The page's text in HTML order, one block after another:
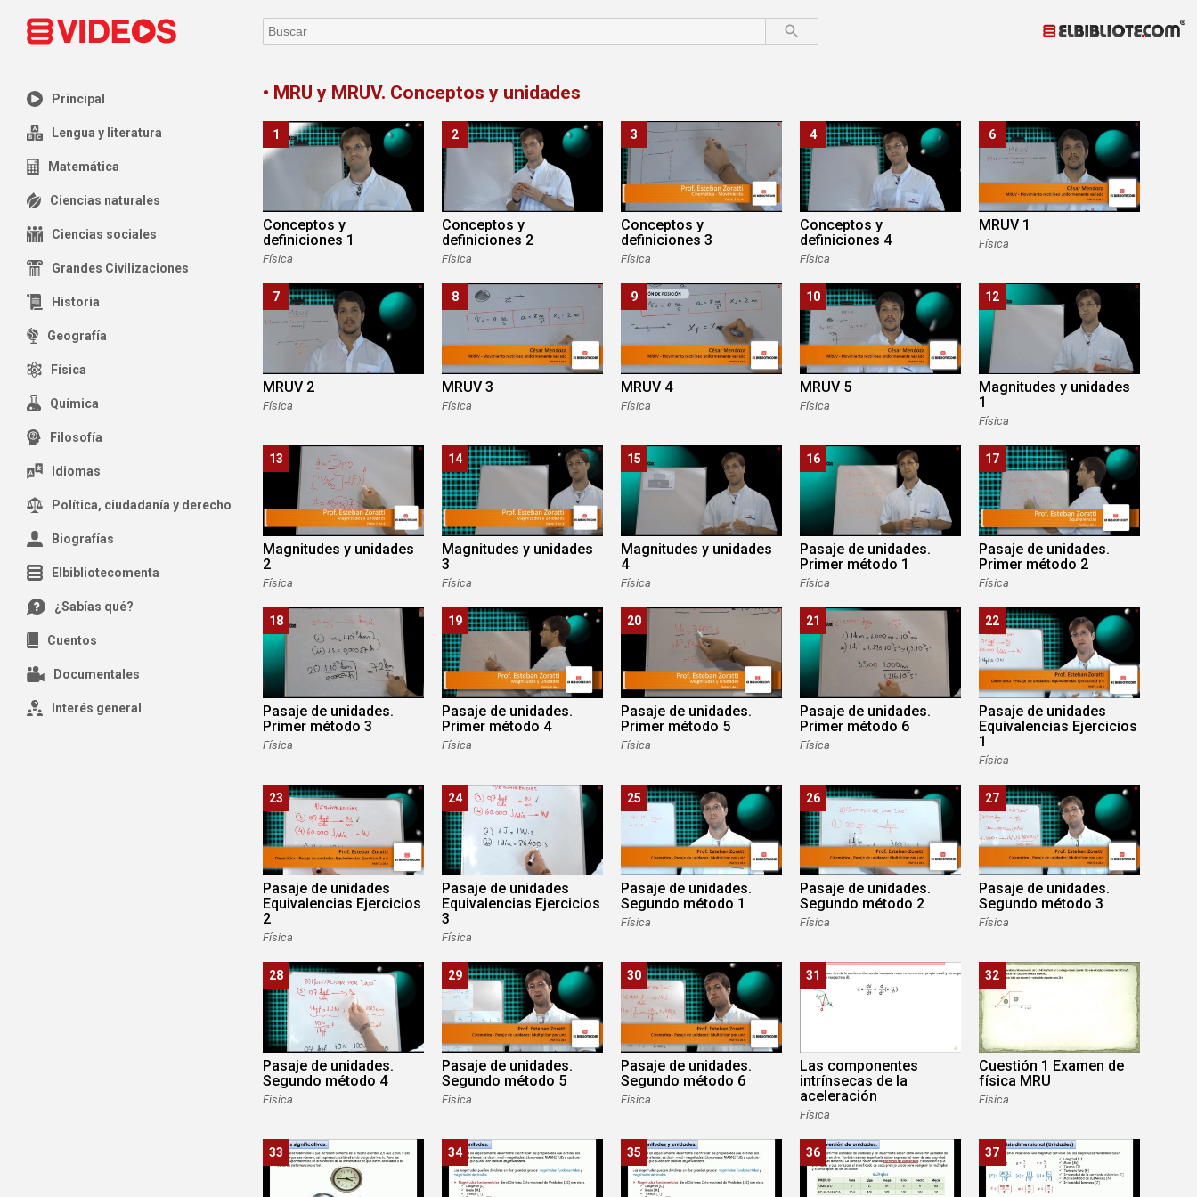
Principal
Lengua y literatura
Matemática
Ciencias naturales
Ciencias sociales
Grandes Civilizaciones
Historia
Geografía
Física
Química
Filosofía
Idiomas
Política, ciudadanía y derecho
Biografías
Elbibliotecomenta
¿Sabías qué?
Cuentos
Documentales
Interés general
• MRU y MRUV. Conceptos y unidades
1
Conceptos y
definiciones 1
Física
2
Conceptos y
definiciones 2
Física
3
Conceptos y
definiciones 3
Física
4
Conceptos y
definiciones 4
Física
6
MRUV 1
Física
7
MRUV 2
Física
8
MRUV 3
Física
9
MRUV 4
Física
10
MRUV 5
Física
12
Magnitudes y unidades
1
Física
13
Magnitudes y unidades
2
Física
14
Magnitudes y unidades
3
Física
15
Magnitudes y unidades
4
Física
16
Pasaje de unidades.
Primer método 1
Física
17
Pasaje de unidades.
Primer método 2
Física
18
Pasaje de unidades.
Primer método 3
Física
19
Pasaje de unidades.
Primer método 4
Física
20
Pasaje de unidades.
Primer método 5
Física
21
Pasaje de unidades.
Primer método 6
Física
22
Pasaje de unidades
Equivalencias Ejercicios
1
Física
23
Pasaje de unidades
Equivalencias Ejercicios
2
Física
24
Pasaje de unidades
Equivalencias Ejercicios
3
Física
25
Pasaje de unidades.
Segundo método 1
Física
26
Pasaje de unidades.
Segundo método 2
Física
27
Pasaje de unidades.
Segundo método 3
Física
28
Pasaje de unidades.
Segundo método 4
Física
29
Pasaje de unidades.
Segundo método 5
Física
30
Pasaje de unidades.
Segundo método 6
Física
31
Las componentes
intrínsecas de la
aceleración
Física
32
Cuestión 1 Examen de
física MRU
Física
33 34 35 36 37